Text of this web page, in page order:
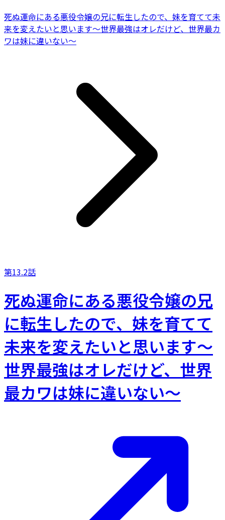
死ぬ運命にある悪役令嬢の兄に転生したので、妹を育てて未
来を変えたいと思います～世界最強はオレだけど、世界最カ
ワは妹に違いない～
第13.2話
死ぬ運命にある悪役令嬢の兄
に転生したので、妹を育てて
未来を変えたいと思います～
世界最強はオレだけど、世界
最カワは妹に違いない～